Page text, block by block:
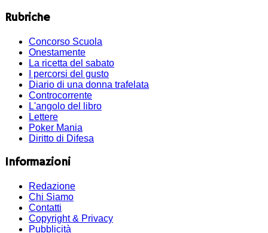
Rubriche
Concorso Scuola
Onestamente
La ricetta del sabato
I percorsi del gusto
Diario di una donna trafelata
Controcorrente
L'angolo del libro
Lettere
Poker Mania
Diritto di Difesa
Informazioni
Redazione
Chi Siamo
Contatti
Copyright & Privacy
Pubblicità